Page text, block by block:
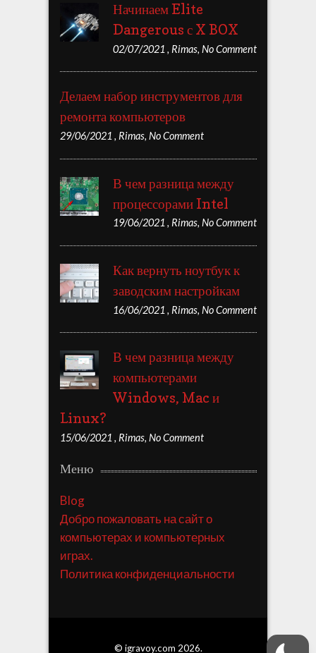
Начинаем Elite
Dangerous с X BOX
02/07/2021 , Rimas, No Comment
Делаем набор инструментов для
ремонта компьютеров
29/06/2021 , Rimas, No Comment
В чем разница между
процессорами Intel
19/06/2021 , Rimas, No Comment
Как вернуть ноутбук к
заводским настройкам
16/06/2021 , Rimas, No Comment
В чем разница между
компьютерами
Windows, Mac и
Linux?
15/06/2021 , Rimas, No Comment
Меню
Blog
Добро пожаловать на сайт о
компьютерах и компьютерных
играх.
Политика конфиденциальности
© igravoy.com 2026.